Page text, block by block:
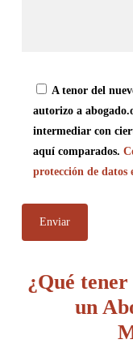
A tenor del
autorizo a
intermediar con
aquí comparados.
protección de datos
¿Qué
un